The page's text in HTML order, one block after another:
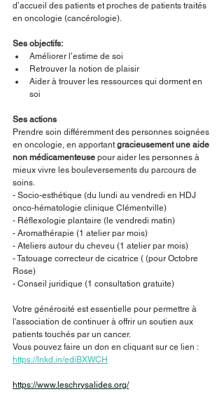
d’accueil des patients et proches de patients traités
en oncologie (cancérologie).
Ses objectifs:
Améliorer l’estime de soi
Retrouver la notion de plaisir
Aider à trouver les ressources qui dorment en
soi
Ses actions
Prendre soin différemment des personnes soignées
en oncologie, en apportant gracieusement une aide
non médicamenteuse pour aider les personnes à
mieux vivre les bouleversements du parcours de
soins.
- Socio-esthétique (du lundi au vendredi en HDJ
onco-hématologie clinique Clémentville)
- Réflexologie plantaire (le vendredi matin)
- Aromathérapie (1 atelier par mois)
- Ateliers autour du cheveu (1 atelier par mois)
- Tatouage correcteur de cicatrice ( (pour Octobre
Rose)
- Conseil juridique (1 consultation gratuite)
Votre générosité est essentielle pour permettre à
l'association de continuer à offrir un soutien aux
patients touchés par un cancer.
Vous pouvez faire un don en cliquant sur ce lien :
https://lnkd.in/ediBXWCH
https://www.leschrysalides.org/